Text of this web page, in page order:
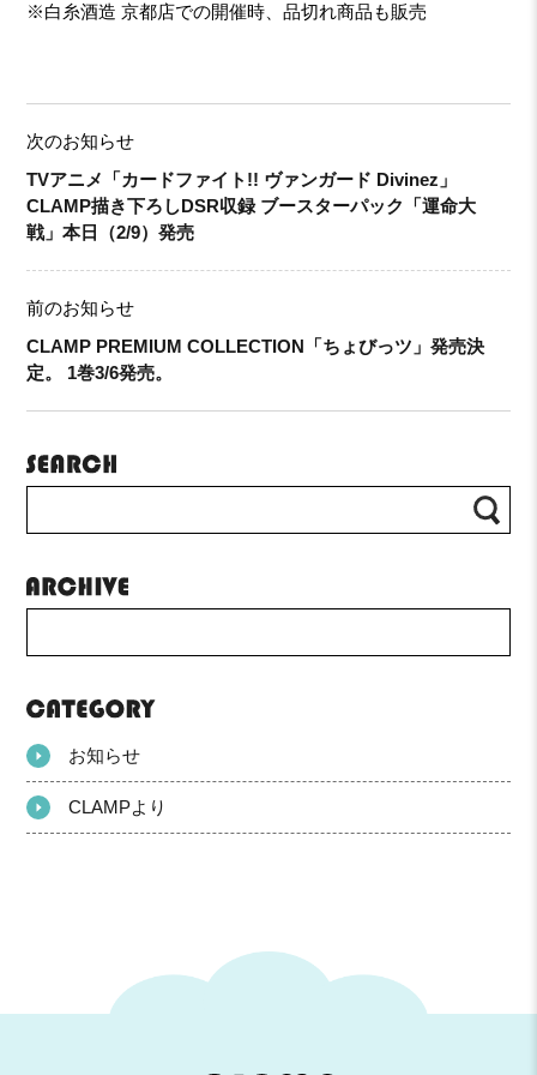
※白糸酒造 京都店での開催時、品切れ商品も販売
次のお知らせ
TVアニメ「カードファイト!! ヴァンガード Divinez」
CLAMP描き下ろしDSR収録 ブースターパック「運命大
戦」本日（2/9）発売
前のお知らせ
CLAMP PREMIUM COLLECTION「ちょびっツ」発売決
定。 1巻3/6発売。
お知らせ
CLAMPより